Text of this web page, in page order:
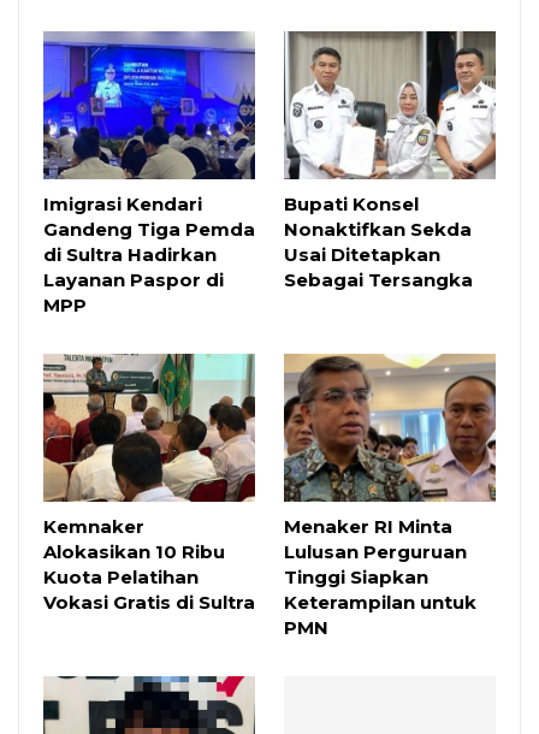
Imigrasi Kendari
Gandeng Tiga Pemda
di Sultra Hadirkan
Layanan Paspor di
MPP
Bupati Konsel
Nonaktifkan Sekda
Usai Ditetapkan
Sebagai Tersangka
Kemnaker
Alokasikan 10 Ribu
Kuota Pelatihan
Vokasi Gratis di Sultra
Menaker RI Minta
Lulusan Perguruan
Tinggi Siapkan
Keterampilan untuk
PMN